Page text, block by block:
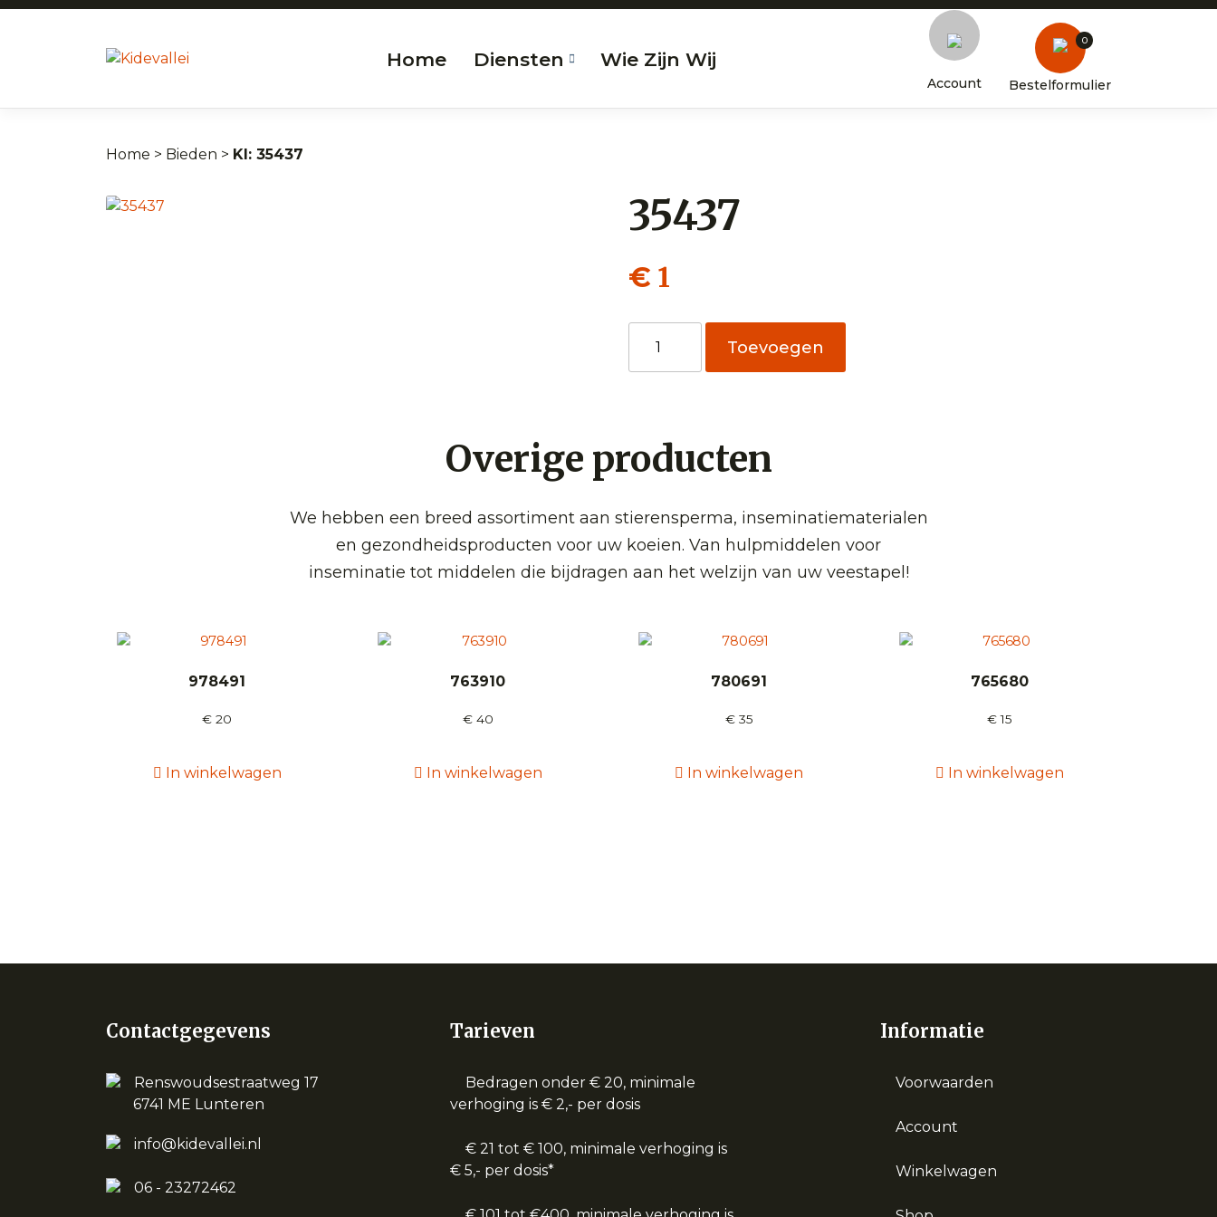
Home Diensten Wie Zijn Wij
Account
0
Bestelformulier
Home > Bieden > 35437
35437
€ 1
aantal
Toevoegen
Overige producten
We hebben een breed assortiment aan stierensperma, inseminatiematerialen
en gezondheidsproducten voor uw koeien. Van hulpmiddelen voor
inseminatie tot middelen die bijdragen aan het welzijn van uw veestapel!
978491
€ 20
In winkelwagen
763910
€40
In winkelwagen
780691
€35
In winkelwagen
765680
€15
In winkelwagen
Contactgegevens
Renswoudsestraatweg 17
6741 ME Lunteren
info@kidevallei.nl
06 - 23272462
Tarieven
Bedragen onder € 20, minimale
verhoging is € 2,- per dosis
€ 21 tot € 100, minimale verhoging is
€ 5,- per dosis*
Informatie
Voorwaarden
Account
Winkelwagen